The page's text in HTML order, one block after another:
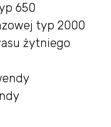
650
typ 2000
żytniego